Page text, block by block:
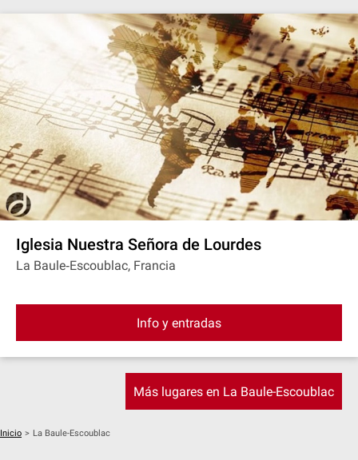
Iglesia Nuestra Señora de Lourdes
La Baule‐Escoublac, Francia
Info y entradas
Más lugares en La Baule-Escoublac
Inicio > La Baule-Escoublac